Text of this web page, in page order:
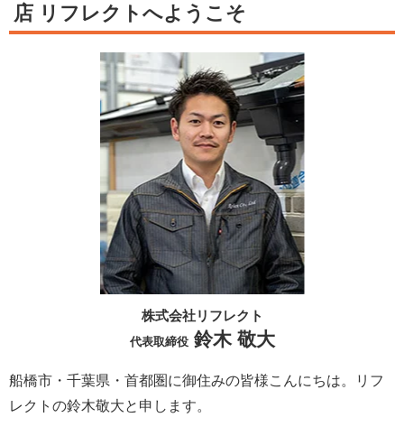
店 リフレクトへようこそ
株式会社リフレクト
代表取締役鈴木 敬大
船橋市・千葉県・首都圏に御住みの皆様こんにちは。
リフ
レクト の鈴木敬大と申します。